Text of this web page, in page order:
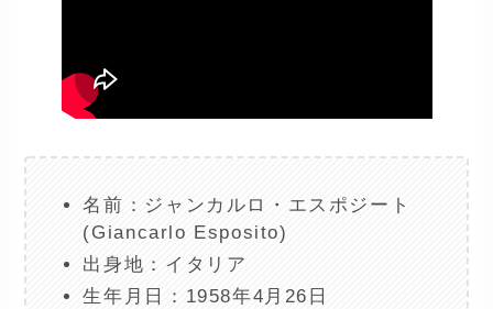
名前：ジャンカルロ・エスポジート
(Giancarlo Esposito)
出身地：イタリア
生年月日：1958年4月26日